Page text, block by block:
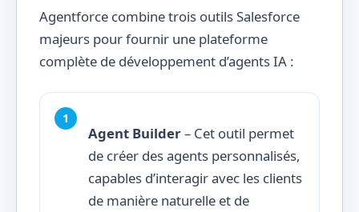
Agentforce combine trois outils Salesforce
majeurs pour fournir une plateforme
complète de développement d’agents IA :
Agent Builder– Cet outil permet
de créer des agents personnalisés,
capables d’interagir avec les clients
de manière naturelle et de